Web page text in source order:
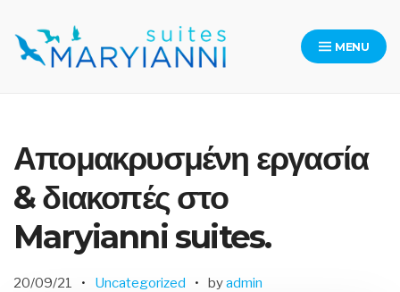
content
MENU
Απομακρυσμένη εργασία
& διακοπές στο
Maryianni suites.
20/09/21 Uncategorized byadmin